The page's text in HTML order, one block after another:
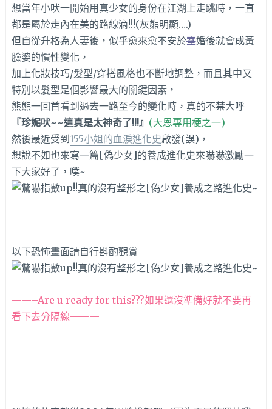
想當年小吠一開始用真少女的身份在江湖上走跳時，一直
都是屬於走內在美的路線滴!!!(灰熊明顯….)
但自從升格為人妻後，似乎愈來愈不安於室婚後就會成黃
臉婆的慣性變化，
加上化妝技巧/髮型/穿搭風格也不斷地調整，而且其中又
特別以髮型是個影響最大的關鍵因素，
熊熊一回首看到過去一路至今的變化時，真的不禁大呼
『珍妮吠~~這真是太神奇了!!!』 (大恩專用梗之一)
然後最近受到 155小姐的血淚進化史啟發(誤)，
想說不如也來寫一篇[偽少女]的養成進化史來嚇嚇激勵一
下大家好了，噗~
以下恐怖畫面請自行斟酌觀賞
——–Are u ready for this???如果還沒準備好就不要再
看下去分隔線———